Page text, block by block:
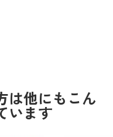
は他にもこん
います